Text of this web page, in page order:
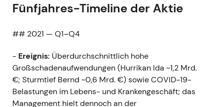
Fünfjahres-Timeline der Aktie
## 2021 — Q1–Q4
- Ereignis: Überdurchschnittlich hohe
Großschadenaufwendungen (Hurrikan Ida ~1,2 Mrd.
€; Sturmtief Bernd ~0,6 Mrd. €) sowie COVID-19-
Belastungen im Lebens- und Krankengeschäft; das
Management hielt dennoch an der